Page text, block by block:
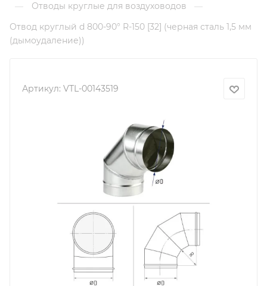
— Отводы круглые для воздуховодов
—
Отвод круглый d 800-90° R-150 [32] (черная сталь 1,5 мм
(дымоудаление))
Артикул: VTL-00143519